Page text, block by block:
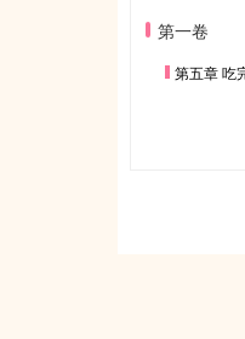
第一卷
第五章 吃